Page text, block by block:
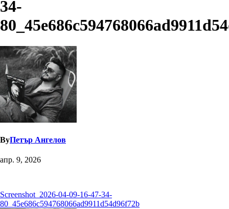
34-
ByПетър Ангелов
апр. 9, 2026
Навигация
Screenshot_2026-04-09-16-47-34-
80_45e686c594768066ad9911d54d96f72b